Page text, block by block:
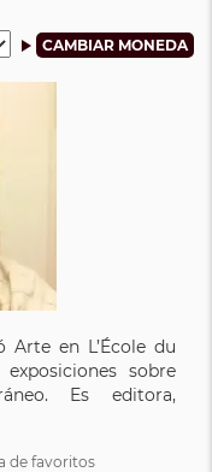
Arte en L’École du
sobre
Es editora,
de favoritos